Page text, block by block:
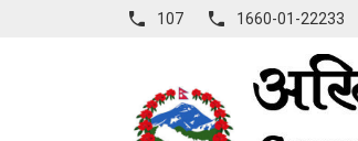
107 1660-01-22233